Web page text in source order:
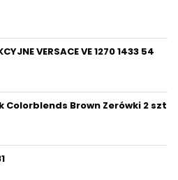
VERSACE VE 1270 1433 54
Colorblends Brown Zerówki 2 szt